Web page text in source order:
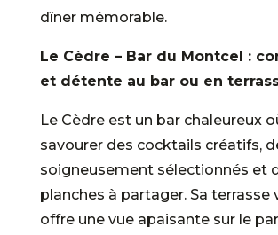
dîner mémorable.
Le Cèdre – Bar du Montcel :
et détente au bar ou en
Le Cèdre est un bar chaleureux
savourer des cocktails créatifs,
soigneusement sélectionnés et
planches à partager. Sa terrasse
offre une vue apaisante sur le